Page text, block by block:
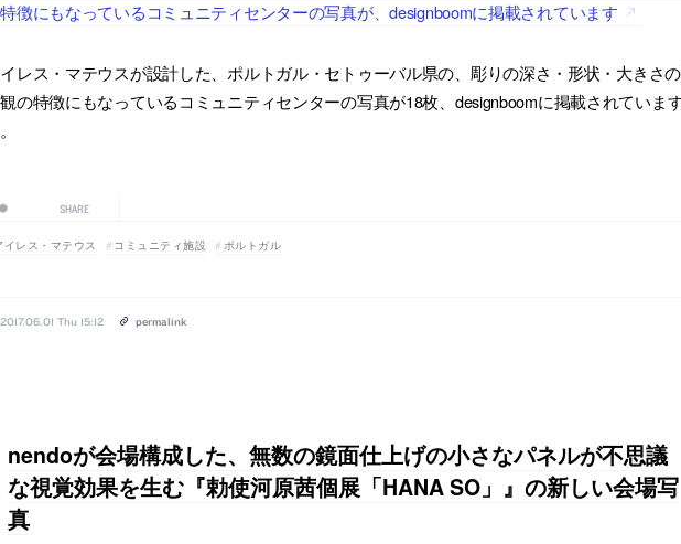
徴にもなっているコミュニティセンターの写真が、designboomに掲載されています
レス・マテウスが設計した、ポルトガル・セトゥーバル県の、彫りの深さ・形状・大きさの
の特徴にもなっているコミュニティセンターの写真が18枚、designboomに掲載されていま
SHARE
イレス・マテウス コミュニティ施設 ポルトガル
2017.06.01 Thu 15:12 permalink
nendoが会場構成した、無数の鏡面仕上げの小さなパネルが不思議
な視覚効果を生む『勅使河原茜個展「HANA SO」』の新しい会場写
真